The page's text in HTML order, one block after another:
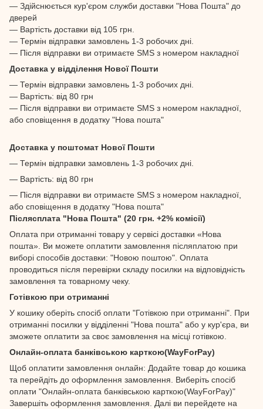
— Здійснюється кур'єром служби доставки "Нова Пошта" до
дверей
— Вартість доставки від 105 грн.
— Термін відправки замовлень 1-3 робочих дні.
— Після відправки ви отримаєте SMS з номером накладної
Доставка у відділення Нової Пошти
— Термін відправки замовлень 1-3 робочих дні.
— Вартість: від 80 грн
— Після відправки ви отримаєте SMS з номером накладної,
або сповіщення в додатку "Нова пошта"
Доставка у поштомат Нової Пошти
— Термін відправки замовлень 1-3 робочих дні.
— Вартість: від 80 грн
— Після відправки ви отримаєте SMS з номером накладної,
або сповіщення в додатку "Нова пошта"
Післясплата "Нова Пошта" (20 грн. +2% комісії)
Оплата при отриманні товару у сервісі доставки «Нова
пошта». Ви можете оплатити замовлення післяплатою при
виборі способів доставки: "Новою поштою". Оплата
проводиться після перевірки складу посилки на відповідність
замовлення та товарному чеку.
Готівкою при отриманні
У кошику оберіть спосіб оплати "Готівкою при отриманні". При
отриманні посилки у відділенні "Нова пошта" або у кур'єра, ви
зможете оплатити за своє замовлення на місці готівкою.
Онлайн-оплата банківською карткою(WayForPay)
Щоб оплатити замовлення онлайн: Додайте товар до кошика
та перейдіть до оформлення замовлення. Виберіть спосіб
оплати "Онлайн-оплата банківською карткою(WayForPay)"
Завершіть оформлення замовлення. Далі ви перейдете на